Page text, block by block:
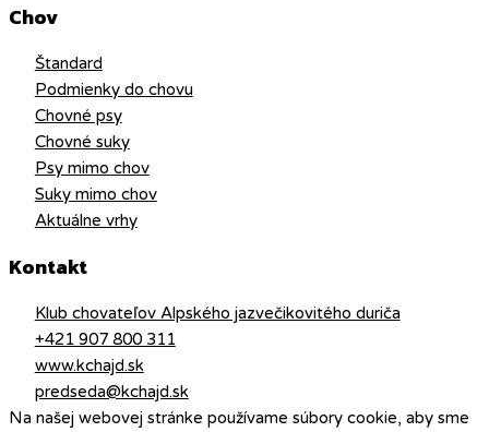
Chov
Štandard
Podmienky do chovu
Chovné psy
Chovné suky
Psy mimo chov
Suky mimo chov
Aktuálne vrhy
Kontakt
Klub chovateľov Alpského jazvečikovitého duriča
+421 907 800 311
www.kchajd.sk
predseda@kchajd.sk
Na našej webovej stránke používame súbory cookie, aby sme